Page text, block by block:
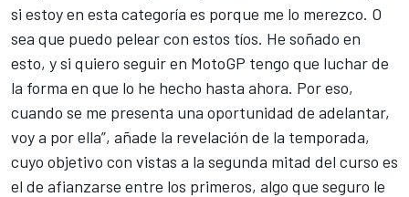
si estoy en esta categoría es porque me lo merezco. O
sea que puedo pelear con estos tíos. He soñado en
esto, ysi quiero seguir en MotoGP tengo que luchar de
la forma en que lo he hecho hasta ahora. Por eso,
cuando se me presenta una oportunidad de adelantar,
voy a por ella”, añade la revelación de la temporada,
cuyo objetivo con vistas a la segunda mitad del curso es
el de afianzarse entre los primeros, algo que seguro le